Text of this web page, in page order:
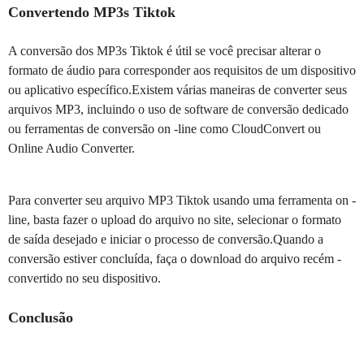
Convertendo MP3s Tiktok
A conversão dos MP3s Tiktok é útil se você precisar alterar o
formato de áudio para corresponder aos requisitos de um dispositivo
ou aplicativo específico.Existem várias maneiras de converter seus
arquivos MP3, incluindo o uso de software de conversão dedicado
ou ferramentas de conversão on -line como CloudConvert ou
Online Audio Converter.
Para converter seu arquivo MP3 Tiktok usando uma ferramenta on -
line, basta fazer o upload do arquivo no site, selecionar o formato
de saída desejado e iniciar o processo de conversão.Quando a
conversão estiver concluída, faça o download do arquivo recém -
convertido no seu dispositivo.
Conclusão